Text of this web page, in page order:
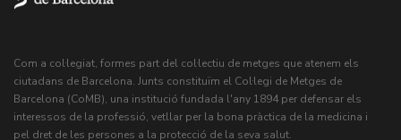
Com a col·legiat, formes part del col·lectiu de metges que atenem els
ciutadans de Barcelona. Junts constituïm el Col·legi de Metges de
Barcelona (CoMB), una institució fundada l'any 1894 per defensar els
interessos de la professió, vetllar per la bona pràctica de la medicina i
pel dret de les persones a la protecció de la seva salut.